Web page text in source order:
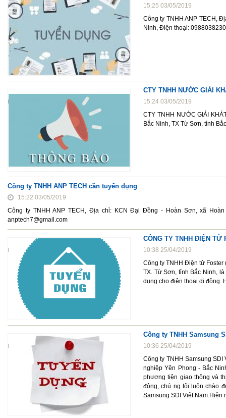
15:25 03/05/2019
Công ty TNHH ANP TECH,
Ninh, Điện thoại:
CTY TNHH NƯỚC GIẢI
15:24 03/05/2019
CTY TNHH NƯỚC GIẢI
Bắc Ninh, TX Từ Sơn, tỉnh
Công ty TNHH ANP TECH cần tuyển dụng
15:22 03/05/2019
Công ty TNHH ANP TECH, Địa chỉ: KCN Đại Đồng - Hoàn Sơn, xã
anptech7@gmail.com
CÔNG TY TNHH ĐIỆN TỬ
10:38 25/04/2019
Công ty TNHH Điện tử Foster
TX. Từ Sơn, tỉnh Bắc Ninh,
dụng cho điện thoại di động.
Công ty TNHH Samsung
10:36 25/04/2019
Công ty TNHH Samsung
nghiệp Yên Phong - Bắc
phương tiện giao thông và
động, chú ng tôi luôn chào
Samsung SDI Việt Nam.Hiện